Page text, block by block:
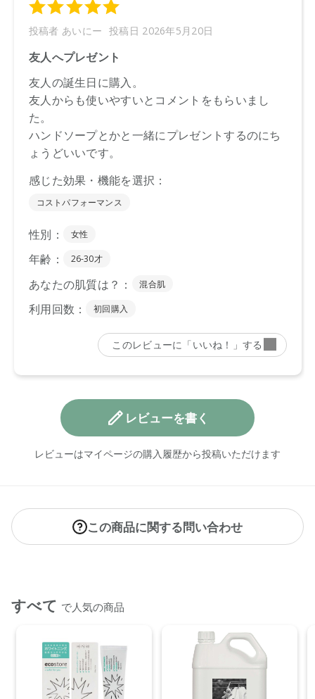
【商品サイズ】
全長80×幅34
【全成分】
綿100%
【原産国】
中国
【メーカー品番】
4570106721162
※通常はご注文より１～３営業日での発送となります。
ますので予めご了承ください。
●パッケージはリニューアル等の理由により、写真と異なる場
合がございます。
載と異なる場合がございます。
レビューを書く
レビューはマイページの購入履歴から投稿いただけます
この商品に関する問い合わせ
すべて で人気の商品